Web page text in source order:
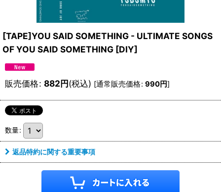
[TAPE]YOU SAID SOMETHING - ULTIMATE SONGS
OF YOU SAID SOMETHING [DIY]
販売価格: 882円(税込) [通常販売価格: 990円]
数量:
返品特約に関する重要事項